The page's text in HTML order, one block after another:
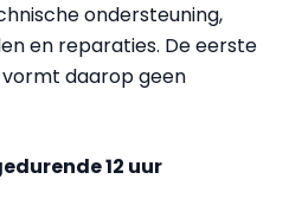
ondersteuning,
en reparaties. De eerste
vormt daarop geen
12 uur